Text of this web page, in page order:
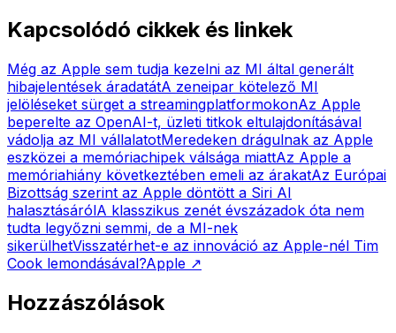
Kapcsolódó cikkek és linkek
Még az Apple sem tudja kezelni az MI által generált
hibajelentések áradatátA zeneipar kötelező MI
jelöléseket sürget a streamingplatformokonAz Apple
beperelte az OpenAI-t, üzleti titkok eltulajdonításával
vádolja az MI vállalatotMeredeken drágulnak az Apple
eszközei a memóriachipek válsága miattAz Apple a
memóriahiány következtében emeli az árakatAz Európai
Bizottság szerint az Apple döntött a Siri AI
halasztásárólA klasszikus zenét évszázadok óta nem
tudta legyőzni semmi, de a MI-nek
sikerülhetVisszatérhet-e az innováció az Apple-nél Tim
Cook lemondásával?Apple ↗
Hozzászólások